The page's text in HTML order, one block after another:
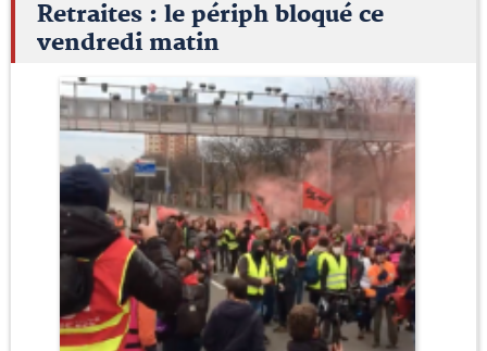
Retraites : le périph bloqué ce
vendredi matin